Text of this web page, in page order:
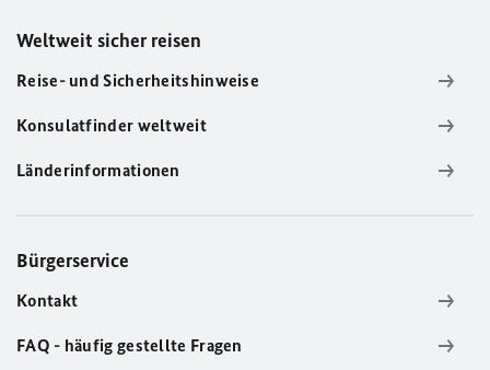
Weltweit sicher reisen
Reise- und Sicherheitshinweise
Konsulatfinder weltweit
Länderinformationen
Bürgerservice
Kontakt
FAQ - häufig gestellte Fragen